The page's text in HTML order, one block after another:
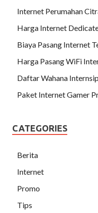
Internet Perumahan
Harga Internet
Biaya Pasang Internet
Harga Pasang WiFi
Daftar Wahana
Paket Internet Gamer
CATEGORIES
Berita
Internet
Promo
Tips